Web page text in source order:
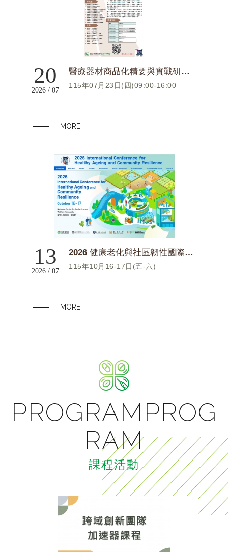
20
2026 / 07
醫療器材商品化精要與實戰研討會
115年07月23日(四)09:00-16:00
MORE
13
2026 / 07
2026 健康老化與社區韌性國際研討會
115年10月16-17日(五-六)
MORE
PROGRAMPROG
RAM
課程活動